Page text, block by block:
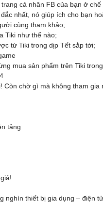
cá nhân FB của bạn ở
nhất, nó giúp ích cho bạn
cùng tham khảo;
Tiki như thế nào;
từ Tiki trong dịp Tết sắp tới;
mua sản phẩm trên Tiki
chờ gì mà không tham
tảng
nghìn thiết bị gia dụng – điện